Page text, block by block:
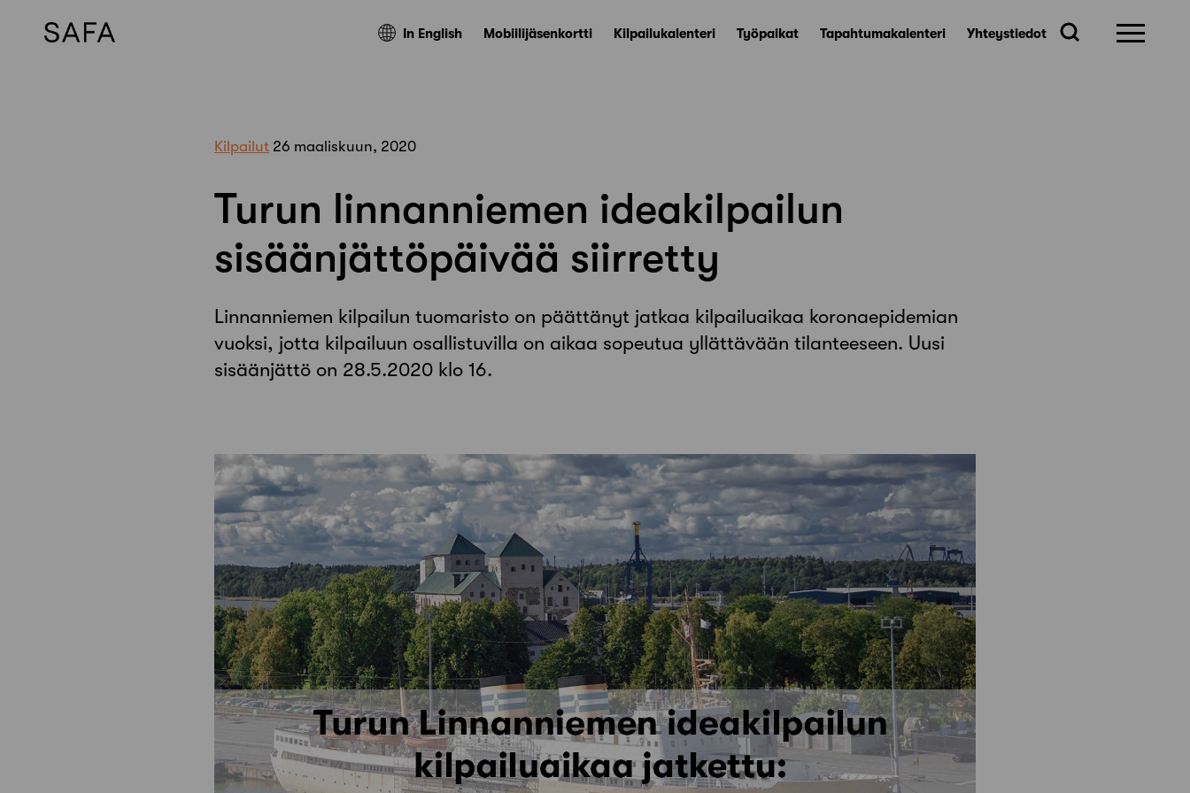
In English Mobiilijäsenkortti Kilpailukalenteri Työpaikat Tapahtumakalenteri Yhteystiedot
Kilpailut 26 maaliskuun, 2020
Turun linnanniemen ideakilpailun
sisäänjättöpäivää siirretty
Linnanniemen kilpailun tuomaristo on päättänyt jatkaa kilpailuaikaa koronaepidemian
vuoksi, jotta kilpailuun osallistuvilla on aikaa sopeutua yllättävään tilanteeseen. Uusi
sisäänjättö on 28.5.2020 klo 16.